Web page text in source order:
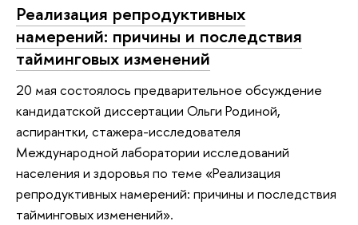
Реализация репродуктивных
намерений: причины и последствия
тайминговых изменений
20 мая состоялось предварительное обсуждение
кандидатской диссертации Ольги Родиной,
аспирантки, стажера-исследователя
Международной лаборатории исследований
населения и здоровья по теме «Реализация
репродуктивных намерений: причины и последствия
тайминговых изменений».